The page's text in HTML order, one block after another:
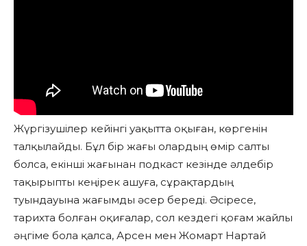
Жүргізушілер кейінгі уақытта оқыған, көргенін
талқылайды. Бұл бір жағы олардың өмір салты
болса, екінші жағынан подкаст кезінде әлдебір
тақырыпты кеңірек ашуға, сұрақтардың
туындауына жағымды әсер береді. Әсіресе,
тарихта болған оқиғалар, сол кездегі қоғам жайлы
әңгіме бола қалса, Арсен мен Жомарт Нартай